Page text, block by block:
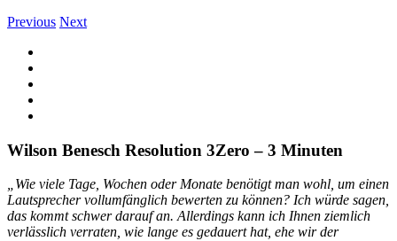
Previous Next
Wilson Benesch Resolution 3Zero – 3 Minuten
„Wie viele Tage, Wochen oder Monate benötigt man wohl, um einen
Lautsprecher vollumfänglich bewerten zu können? Ich würde sagen,
das kommt schwer darauf an. Allerdings kann ich Ihnen ziemlich
verlässlich verraten, wie lange es gedauert hat, ehe wir der